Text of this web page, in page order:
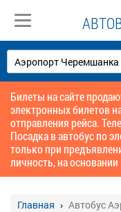
Билеты на сайте
электронных билетов
отправления рейса.
Посадка в автобус по
только при
личность, на
Главная Автобус